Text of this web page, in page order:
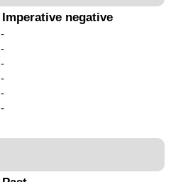
Imperative negative
-
-
-
-
-
-